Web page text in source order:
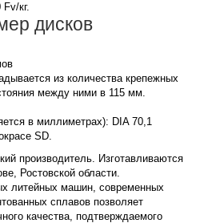
Fv/кг.
дисков
из количества крепежных
между ними в 115 мм.
в миллиметрах): DIA 70,1
SD.
производитель. Изготавливаются
Ростовской области.
литейных машин, современных
сплавов позволяет
качества, подтверждаемого